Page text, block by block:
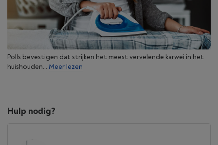
Polls bevestigen dat strijken het meest vervelende karwei in het
huishouden... Meer lezen
Hulp nodig?